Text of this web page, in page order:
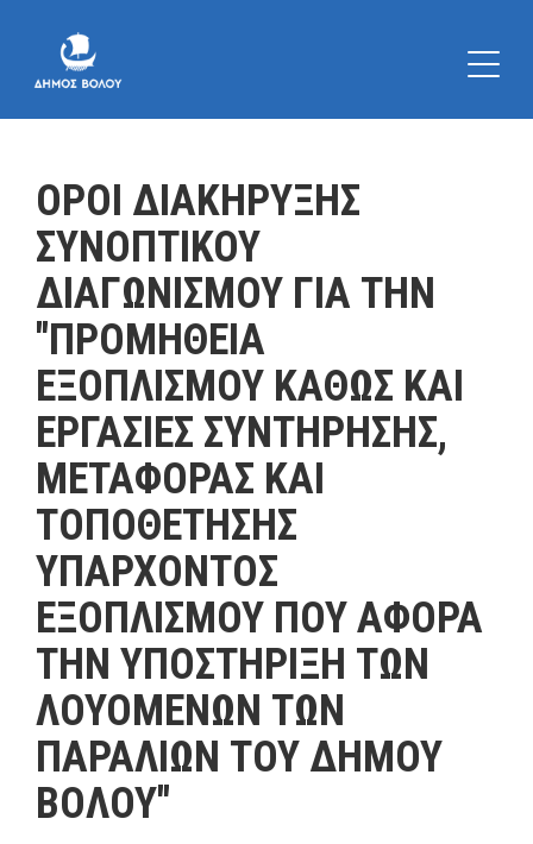
ΟΡΟΙ ΔΙΑΚΗΡΥΞΗΣ
ΣΥΝΟΠΤΙΚΟΥ
ΔΙΑΓΩΝΙΣΜΟΥ ΓΙΑ ΤΗΝ
"ΠΡΟΜΗΘΕΙΑ
ΕΞΟΠΛΙΣΜΟΥ ΚΑΘΩΣ ΚΑΙ
ΕΡΓΑΣΙΕΣ ΣΥΝΤΗΡΗΣΗΣ,
ΜΕΤΑΦΟΡΑΣ ΚΑΙ
ΤΟΠΟΘΕΤΗΣΗΣ
ΥΠΑΡΧΟΝΤΟΣ
ΕΞΟΠΛΙΣΜΟΥ ΠΟΥ ΑΦΟΡΑ
ΤΗΝ ΥΠΟΣΤΗΡΙΞΗ ΤΩΝ
ΛΟΥΟΜΕΝΩΝ ΤΩΝ
ΠΑΡΑΛΙΩΝ ΤΟΥ ΔΗΜΟΥ
ΒΟΛΟΥ"